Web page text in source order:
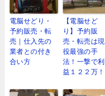
電脳せどり・
予約販売・転
売｜仕入先の
業者との付き
合い方
【電脳せど
り】予約販
売・転売は現
役最強の手
法！一撃で利
益１２２万！